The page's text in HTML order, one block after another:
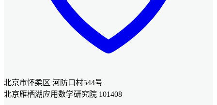
北京市怀柔区 河防口村544号
北京雁栖湖应用数学研究院 101408